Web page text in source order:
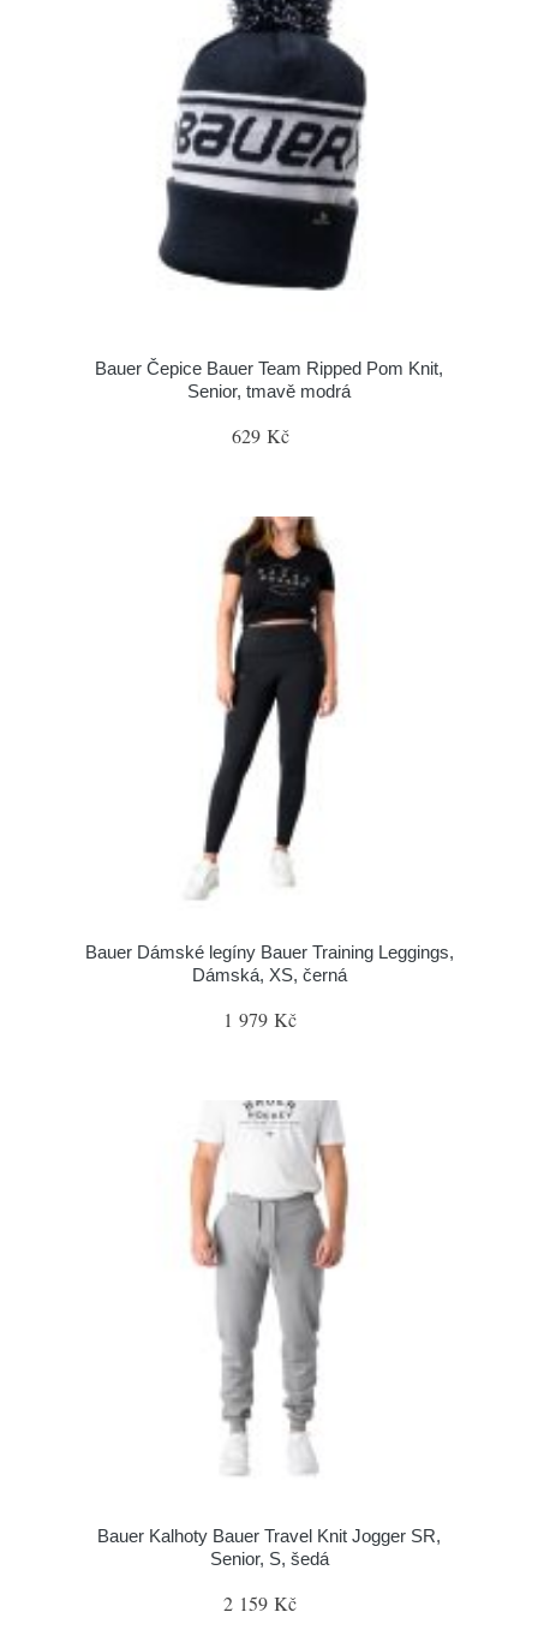
Bauer Čepice Bauer Team Ripped Pom Knit,
Senior, tmavě modrá
629 Kč
Bauer Dámské legíny Bauer Training Leggings,
Dámská, XS, černá
1 979 Kč
Bauer Kalhoty Bauer Travel Knit Jogger SR,
Senior, S, šedá
2 159 Kč